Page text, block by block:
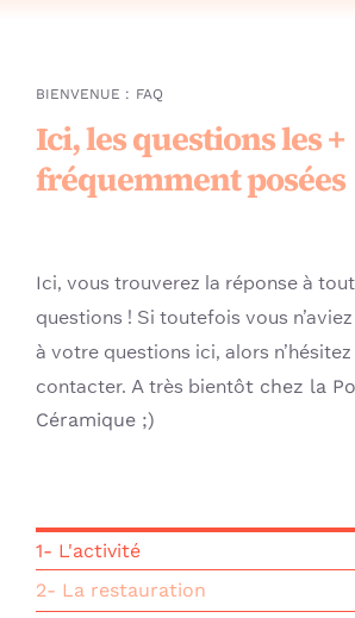
Contact
Newsletter
BIENVENUE : FAQ
Ici, les questions les +
fréquemment posées
Ici, vous trouverez la réponse à
questions ! Si toutefois vous
à votre questions ici, alors
contacter. A très bientôt chez la
Céramique ;)
1- L'activité
2- La restauration